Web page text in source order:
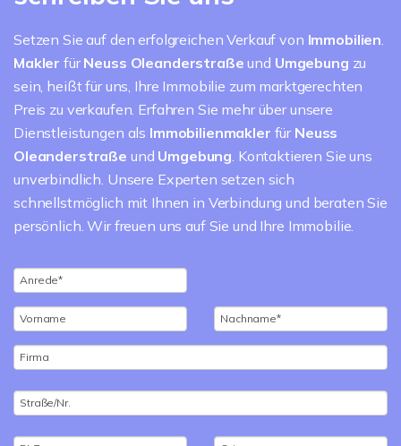
Setzen Sie auf den erfolgreichen Verkauf von Immobilien
Makler fürNeuss Oleanderstraßeund Umgebung zu
sein, heißt für uns, Ihre Immobilie zum marktgerechten
Preis zu verkaufen. Erfahren Sie mehr über unsere
Dienstleistungen als Immobilienmakler für Neuss
Oleanderstraße und Umgebung . Kontaktieren Sie uns
unverbindlich. Unsere Experten setzen sich
schnellstmöglich mit Ihnen in Verbindung und beraten Sie
persönlich. Wir freuen uns auf Sie und Ihre Immobilie.